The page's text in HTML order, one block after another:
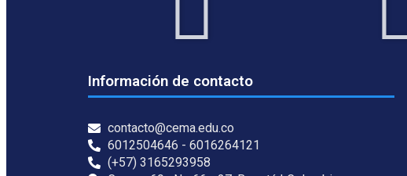
Información de contacto
contacto@cema.edu.co
6012504646 - 6016264121
(+57) 3165293958